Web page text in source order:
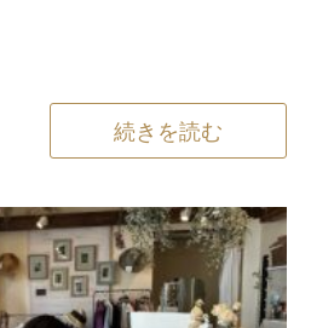
続きを読む